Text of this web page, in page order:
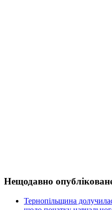
Нещодавно
Тернопільщина